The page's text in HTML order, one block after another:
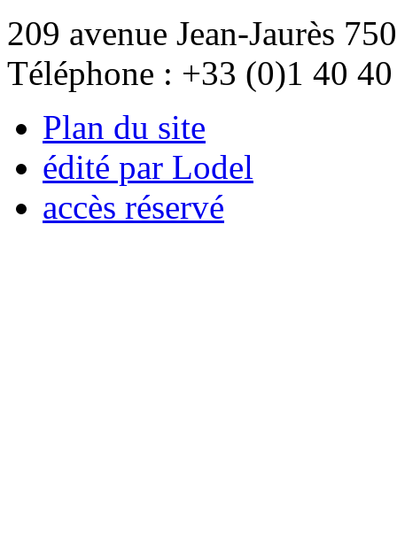
209 avenue Jean-Jaurès
Téléphone : +33 (0)1 40
Plan du site
édité par Lodel
accès réservé